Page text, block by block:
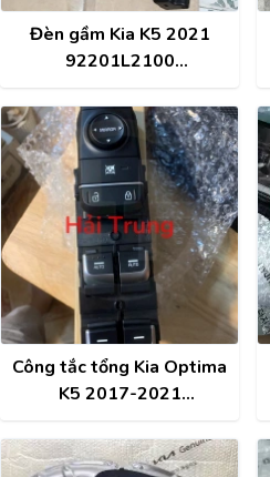
Đèn gầm Kia K5 2021
92201L2100
Công tắc tổng Kia Optima
K5 2017-2021